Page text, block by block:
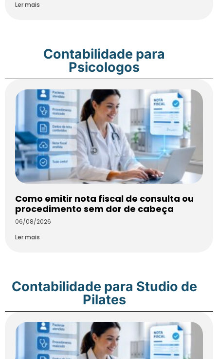
Ler mais
Contabilidade para
Psicologos
Como emitir nota fiscal de consulta ou
procedimento sem dor de cabeça
06/08/2026
Ler mais
Contabilidade para Studio de
Pilates